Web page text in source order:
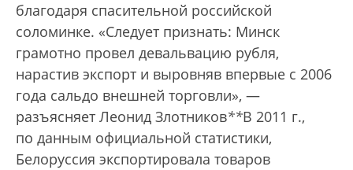
благодаря спасительной российской
соломинке. «Следует признать: Минск
грамотно провел девальвацию рубля,
нарастив экспорт и выровняв впервые с 2006
года сальдо внешней торговли», —
разъясняет Леонид Злотников**В 2011 г.,
по данным официальной статистики,
Белоруссия экспортировала товаров